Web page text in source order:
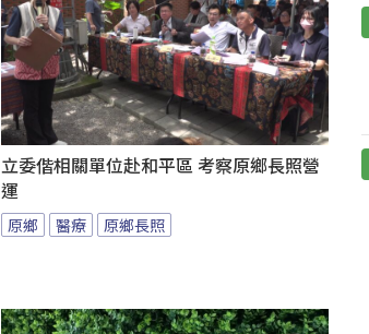
立委偕相關單位赴和平區 考察原鄉長照營
運
原鄉 醫療 原鄉長照